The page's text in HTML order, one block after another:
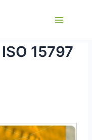
Menu
15797